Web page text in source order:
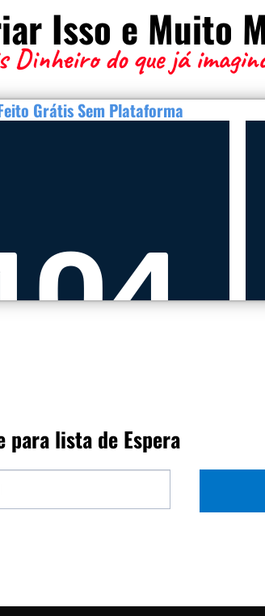
Isso e Muito
do que já
Grátis Sem Plataforma
para lista de Espera